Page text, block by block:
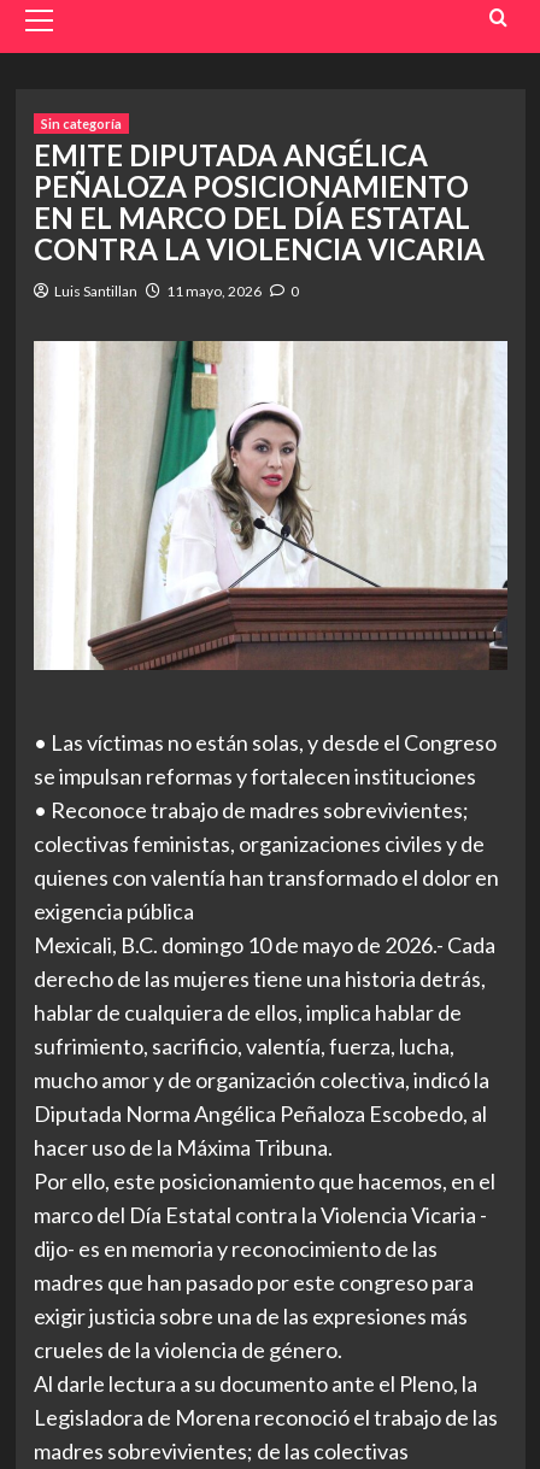
Menu
Sin categoría
EMITE DIPUTADA ANGÉLICA
PEÑALOZA POSICIONAMIENTO
EN EL MARCO DEL DÍA ESTATAL
CONTRA LA VIOLENCIA VICARIA
Luis Santillan 11 mayo, 2026 0
• Las víctimas no están solas, y desde el Congreso
se impulsan reformas y fortalecen instituciones
• Reconoce trabajo de madres sobrevivientes;
colectivas feministas, organizaciones civiles y de
quienes con valentía han transformado el dolor en
exigencia pública
Mexicali, B.C. domingo 10 de mayo de 2026.- Cada
derecho de las mujeres tiene una historia detrás,
hablar de cualquiera de ellos, implica hablar de
sufrimiento, sacrificio, valentía, fuerza, lucha,
mucho amor y de organización colectiva, indicó la
Diputada Norma Angélica Peñaloza Escobedo, al
hacer uso de la Máxima Tribuna.
Por ello, este posicionamiento que hacemos, en el
marco del Día Estatal contra la Violencia Vicaria -
dijo- es en memoria y reconocimiento de las
madres que han pasado por este congreso para
exigir justicia sobre una de las expresiones más
crueles de la violencia de género.
Al darle lectura a su documento ante el Pleno, la
Legisladora de Morena reconoció el trabajo de las
madres sobrevivientes; de las colectivas